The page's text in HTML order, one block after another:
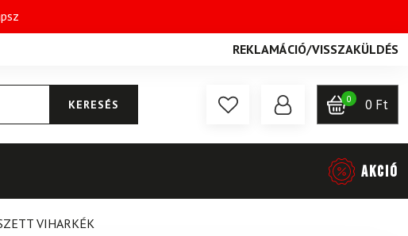
REKLAMÁCIÓ/VISSZAKÜLDÉS
KERESÉS 0 0 Ft
AKCIÓ
VIHARKÉK